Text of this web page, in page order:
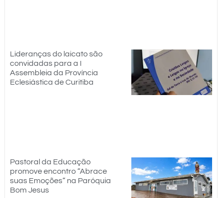
Lideranças do laicato são
convidadas para a I
Assembleia da Província
Eclesiástica de Curitiba
Pastoral da Educação
promove encontro “Abrace
suas Emoções” na Paróquia
Bom Jesus